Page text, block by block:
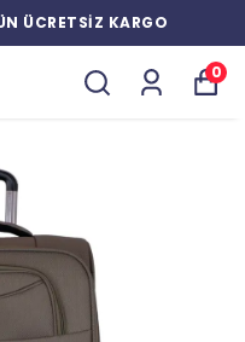
ÜCRETSİZ KARGO
0